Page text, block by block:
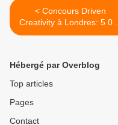
< Concours Driven
Creativity à Londres: 5 000
euros à gagner pour un
Hébergé par Overblog
Top articles
Pages
Contact